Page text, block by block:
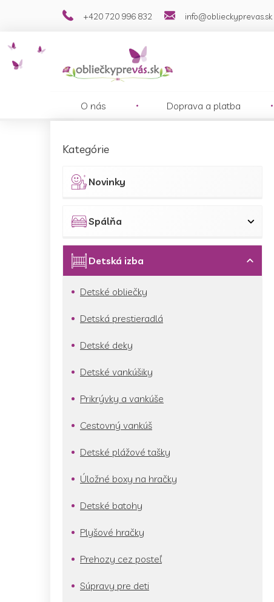
+420 720 996 832 info@oblieckyprevas.sk
O nás Doprava a platba
kategórie
Kategórie
Novinky
Spálňa
Detská izba
Detské obliečky
Detská prestieradlá
Detské deky
Detské vankúšiky
Prikrývky a vankúše
Cestovný vankúš
Detské plážové tašky
Úložné boxy na hračky
Detské batohy
Plyšové hračky
Prehozy cez posteľ
Súpravy pre deti